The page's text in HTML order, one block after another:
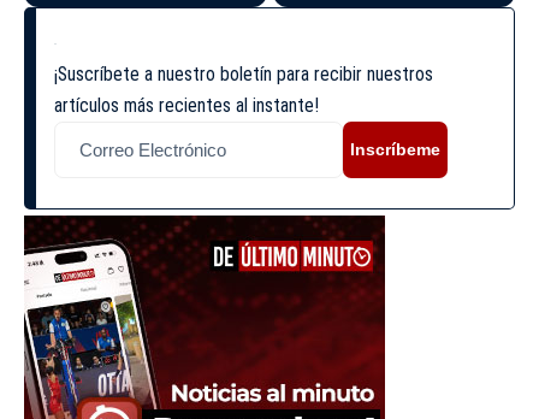
¡Suscríbete a nuestro boletín para recibir nuestros
artículos más recientes al instante!
Inscríbeme